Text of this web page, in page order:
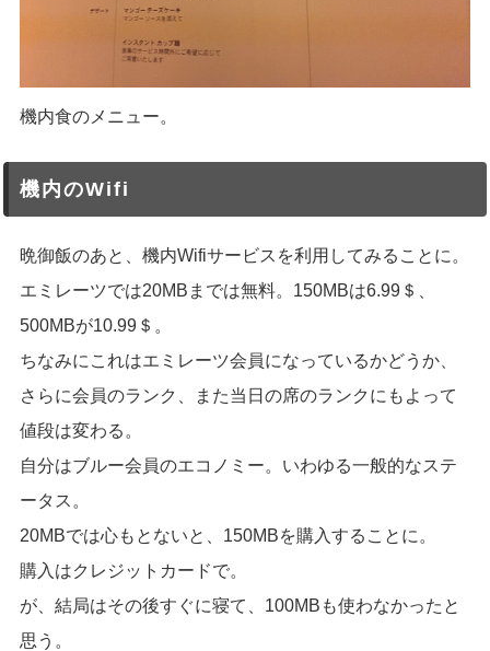
機内食のメニュー。
機内のWifi
晩御飯のあと、機内Wifiサービスを利用してみることに。
エミレーツでは20MBまでは無料。150MBは6.99＄、
500MBが10.99＄。
ちなみにこれはエミレーツ会員になっているかどうか、
さらに会員のランク、また当日の席のランクにもよって
値段は変わる。
自分はブルー会員のエコノミー。いわゆる一般的なステ
ータス。
20MBでは心もとないと、150MBを購入することに。
購入はクレジットカードで。
が、結局はその後すぐに寝て、100MBも使わなかったと
思う。